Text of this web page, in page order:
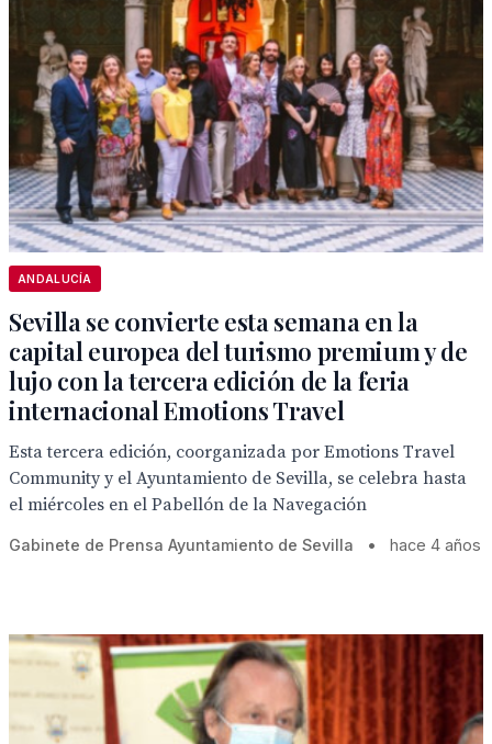
ANDALUCÍA
Sevilla se convierte esta semana en la
capital europea del turismo premium y de
lujo con la tercera edición de la feria
internacional Emotions Travel
Esta tercera edición, coorganizada por Emotions Travel
Community y el Ayuntamiento de Sevilla, se celebra hasta
el miércoles en el Pabellón de la Navegación
Gabinete de Prensa Ayuntamiento de Sevilla • hace 4 años